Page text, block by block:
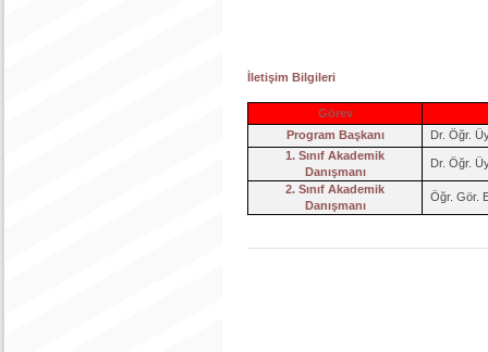
İletişim Bilgileri
Görev
Program Başkanı
Dr. Öğr.
1. Sınıf Akademik
Danışmanı
Dr. Öğr.
2. Sınıf Akademik
Danışmanı
Öğr. Gör.